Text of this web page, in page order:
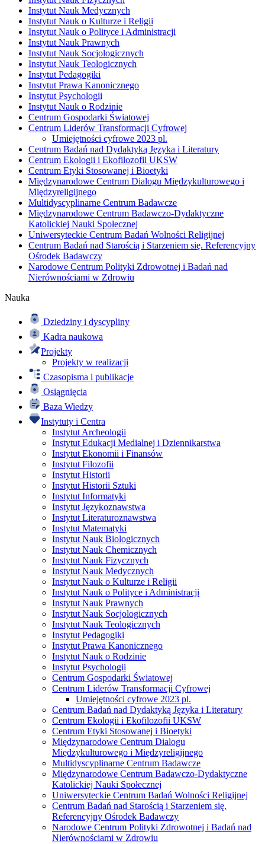
Instytut Nauk Medycznych
Instytut Nauk o Kulturze i Religii
Instytut Nauk o Polityce i Administracji
Instytut Nauk Prawnych
Instytut Nauk Socjologicznych
Instytut Nauk Teologicznych
Instytut Pedagogiki
Instytut Prawa Kanonicznego
Instytut Psychologii
Instytut Nauk o Rodzinie
Centrum Gospodarki Światowej
Centrum Liderów Transformacji Cyfrowej
Umiejętności cyfrowe 2023 pl.
Centrum Badań nad Dydaktyką Języka i Literatury
Centrum Ekologii i Ekofilozofii UKSW
Centrum Etyki Stosowanej i Bioetyki
Międzynarodowe Centrum Dialogu Międzykulturowego i
Międzyreligijnego
Multidyscyplinarne Centrum Badawcze
Międzynarodowe Centrum Badawczo-Dydaktyczne
Katolickiej Nauki Społecznej
Uniwersyteckie Centrum Badań Wolności Religijnej
Centrum Badań nad Starością i Starzeniem się. Referencyjny
Ośrodek Badawczy
Narodowe Centrum Polityki Zdrowotnej i Badań nad
Nierównościami w Zdrowiu
Nauka
Dziedziny i dyscypliny
Kadra naukowa
Projekty
Projekty w realizacji
Czasopisma i publikacje
Osiągnięcia
Baza Wiedzy
Instytuty i Centra
Instytut Archeologii
Instytut Edukacji Medialnej i Dziennikarstwa
Instytut Ekonomii i Finansów
Instytut Filozofii
Instytut Historii
Instytut Historii Sztuki
Instytut Informatyki
Instytut Językoznawstwa
Instytut Literaturoznawstwa
Instytut Matematyki
Instytut Nauk Biologicznych
Instytut Nauk Chemicznych
Instytut Nauk Fizycznych
Instytut Nauk Medycznych
Instytut Nauk o Kulturze i Religii
Instytut Nauk o Polityce i Administracji
Instytut Nauk Prawnych
Instytut Nauk Socjologicznych
Instytut Nauk Teologicznych
Instytut Pedagogiki
Instytut Prawa Kanonicznego
Instytut Nauk o Rodzinie
Instytut Psychologii
Centrum Gospodarki Światowej
Centrum Liderów Transformacji Cyfrowej
Umiejętności cyfrowe 2023 pl.
Centrum Badań nad Dydaktyką Języka i Literatury
Centrum Ekologii i Ekofilozofii UKSW
Centrum Etyki Stosowanej i Bioetyki
Międzynarodowe Centrum Dialogu
Międzykulturowego i Międzyreligijnego
Multidyscyplinarne Centrum Badawcze
Międzynarodowe Centrum Badawczo-Dydaktyczne
Katolickiej Nauki Społecznej
Uniwersyteckie Centrum Badań Wolności Religijnej
Centrum Badań nad Starością i Starzeniem się.
Referencyjny Ośrodek Badawczy
Narodowe Centrum Polityki Zdrowotnej i Badań nad
Nierównościami w Zdrowiu